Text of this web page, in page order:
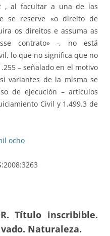
, al facultar a una de las
se reserve «o direito de
os direitos e assuma as
contrato» -, no está
lo que no significa que no
– señalado en el motivo
variantes de la misma se
de ejecución – artículos
Civil y 1.499.3 de
ocho
.Título inscribible.
Naturaleza.